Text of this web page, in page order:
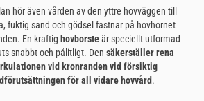
hör även vården av den yttre hovväggen till
fuktig sand och gödsel fastnar på hovhornet
En kraftig hovborsteär speciellt utformad
snabbt och pålitligt. Den säkerställer rena
vid kronranden vid försiktig
för all vidare hovvård.